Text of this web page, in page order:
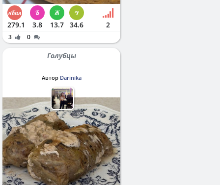
279.1 3.8 13.7 34.6 2
3 0
Голубцы
Автор Darinika